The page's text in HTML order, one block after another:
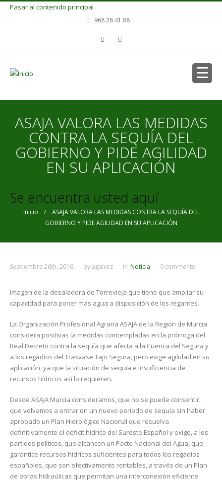
Pasar al contenido principal
968 28 41 88
ASAJA VALORA LAS MEDIDAS
CONTRA LA SEQUÍA DEL
GOBIERNO Y PIDE AGILIDAD
EN SU APLICACIÓN
Se encuentra usted aquí
Inicio / ASAJA VALORA LAS MEDIDAS CONTRA LA SEQUÍA DEL
GOBIERNO Y PIDE AGILIDAD EN SU APLICACIÓN
Septiembre 26th, 2016 by agalvez in Noticia 0 comments
Imagen de la desaladora de Torrevieja que tiene que ampliar su
capacidad para poner más agua a disposición de los regantes.
La Organización Profesional Agraria ASAJA de la Región de Murcia
considera positivas la medidas comtempladas en la prórroga del
Real Decreto contra la sequía que afecta a la Cuenca del Segura y
a los regadíos del Trasvase Tajo Segura, pero exige agilidad en su
aplicación, ya que la situación de sequía e insuficiencia de
recursos hídricos así lo requieren.
Desde ASAJA Murcia consideramos, que no se puede consentir,
que volvamos a entrar en un nuevo periodo de sequía sin haber
aprobado un Plan Hidrológico Nacional que resuelva
definitivamente el déficit hídrico del Sureste Español y exige, a los
partidos políticos, que alcancen un Pacto Nacional del Agua, que
garantice recursos hídricos suficientes para todos los regadíos
españoles, que son efectivamente rentables, a través de un Plan
de obras hidraúlicas que permitan una interconexión eficiente